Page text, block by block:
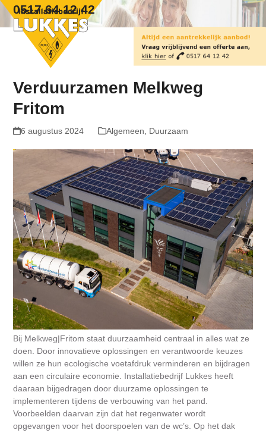
Skip
content
0517 64 12 42
Open
mobile
menu
Close
mobile
menu
Verduurzamen Melkweg
Fritom
6 augustus 2024 Algemeen Duurzaam
Bij Melkweg|Fritom staat duurzaamheid centraal in alles wat ze
doen. Door innovatieve oplossingen en verantwoorde keuzes
willen ze hun ecologische voetafdruk verminderen en bijdragen
aan een circulaire economie. Installatiebedrijf Lukkes heeft
daaraan bijgedragen door duurzame oplossingen te
implementeren tijdens de verbouwing van het pand.
Voorbeelden daarvan zijn dat het regenwater wordt
opgevangen voor het doorspoelen van de wc’s. Op het dak